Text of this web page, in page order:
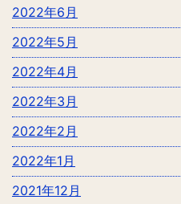
2022年6月
2022年5月
2022年4月
2022年3月
2022年2月
2022年1月
2021年12月